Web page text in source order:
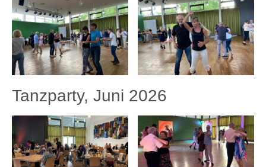
Tanzparty, Juni 2026